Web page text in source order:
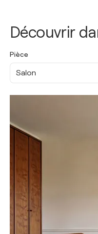
Découvrir
Pièce
Salon